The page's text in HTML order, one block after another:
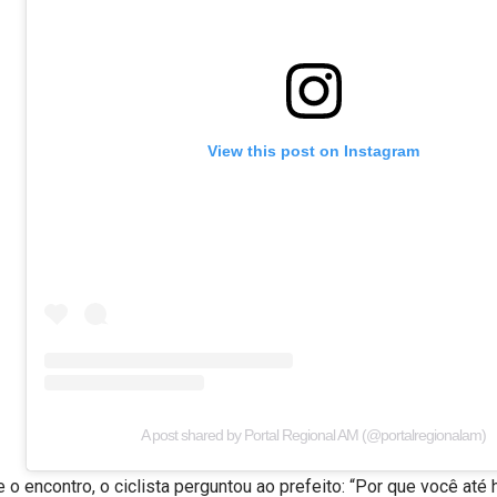
View this post on Instagram
A post shared by Portal Regional AM (@portalregionalam)
o encontro, o ciclista perguntou ao prefeito: “Por que você até